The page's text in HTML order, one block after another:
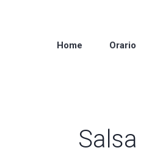
Home Orario
Salsa